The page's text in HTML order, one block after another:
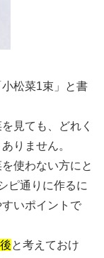
松菜1束」と書
見ても、どれく
りません。
使わない方にと
ピ通りに作るに
いポイントで
と考えておけ